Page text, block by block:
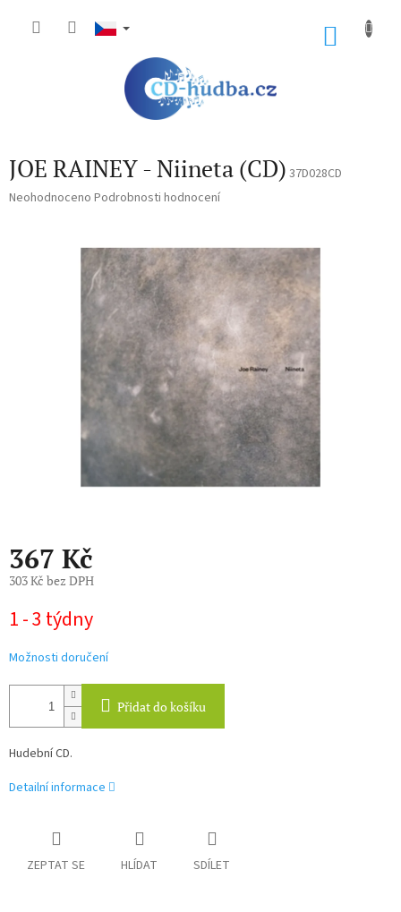
JOE RAINEY - Niineta (CD) 37D028CD
Průměrné
Neohodnoceno Podrobnosti hodnocení
367 Kč
303 Kč bez DPH
cena:
1 - 3 týdny
Možnosti doručení
Přidat do košíku
Hudební CD.
Detailní informace
ZEPTAT SE HLÍDAT SDÍLET